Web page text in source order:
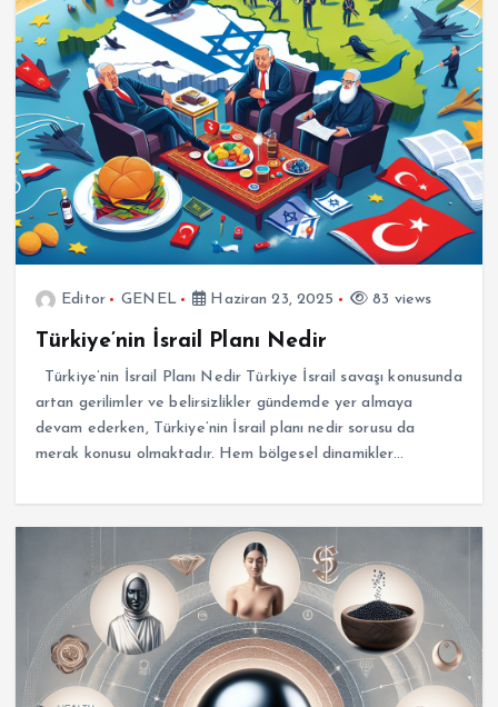
Editor GENEL Haziran 23, 2025 83 views
Türkiye’nin İsrail Planı Nedir
Türkiye’nin İsrail Planı Nedir Türkiye İsrail savaşı konusunda
artan gerilimler ve belirsizlikler gündemde yer almaya
devam ederken, Türkiye’nin İsrail planı nedir sorusu da
merak konusu olmaktadır. Hem bölgesel dinamikler…